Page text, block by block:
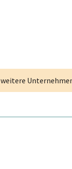
weitere